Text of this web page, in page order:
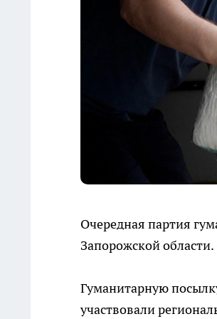
Очередная партия
Запорожской
Гуманитарную
участвовали